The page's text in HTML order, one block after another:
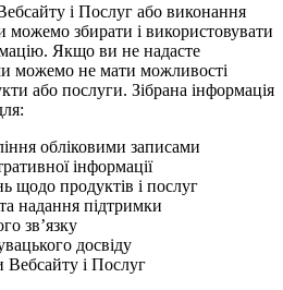
і Послуг або виконання
можемо збирати і використовувати
Якщо ви не надасте
можемо не мати можливості
або послуги. Зібрана інформація
обліковими записами
інформації
щодо продуктів і послуг
надання підтримки
зв’язку
досвіду
Вебсайту і Послуг